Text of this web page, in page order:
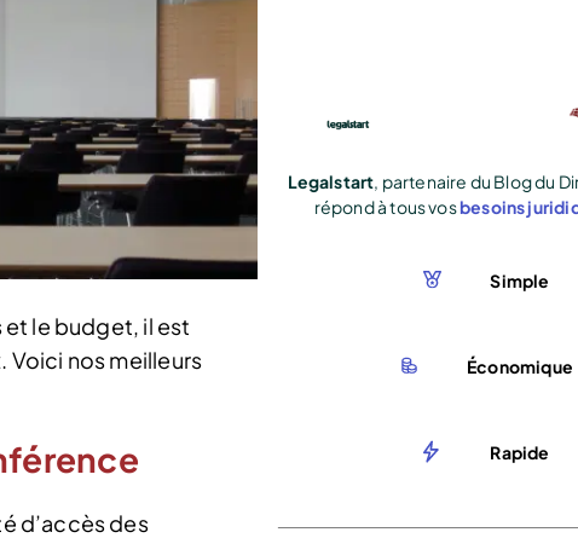
le budget, il est
Voici nos meilleurs
d’accès des
Legalstart, partenaire du Blog du
répond à tous vosbesoins
Simple
Économique
Rapide